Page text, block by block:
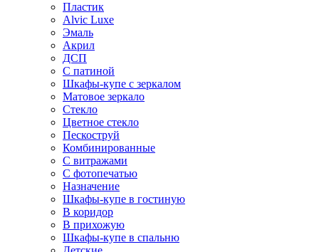
Пластик
Alvic Luxe
Эмаль
Акрил
ДСП
С патиной
Шкафы-купе с зеркалом
Матовое зеркало
Стекло
Цветное стекло
Пескоструй
Комбинированные
С витражами
С фотопечатью
Назначение
Шкафы-купе в гостиную
В коридор
В прихожую
Шкафы-купе в спальню